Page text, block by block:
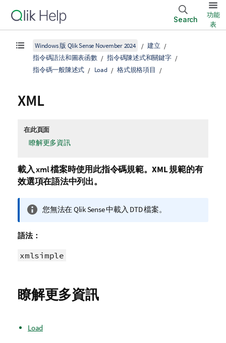
Search
功能
表
Windows 版 Qlik Sense November 2024
建立
指令碼語法和圖表函數
指令碼陳述式和關鍵字
指令碼一般陳述式
Load 格式規格項目
XML
在此頁面
瞭解更多資訊
載入xml檔案時使用此指令碼規範。XML規範的有
效選項在語法中列出。
資
您無法在 Qlik Sense中載入 DTD 檔案。
語法：
xmlsimple
瞭解更多資訊
Load